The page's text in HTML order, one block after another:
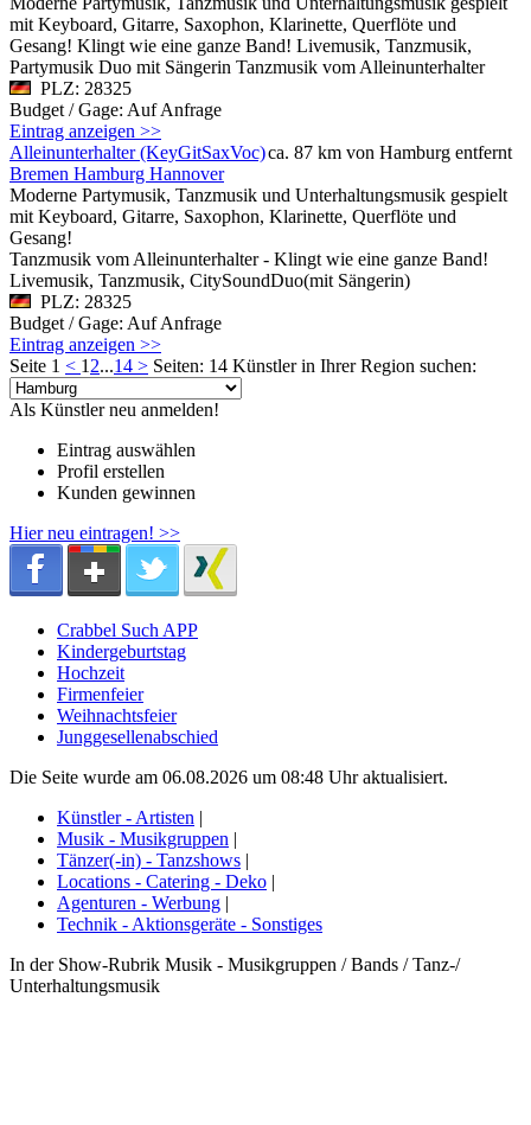
mit Keyboard, Gitarre, Saxophon, Klarinette, Querflöte und
Gesang! Klingt wie eine ganze Band! Livemusik, Tanzmusik,
Partymusik Duo mit Sängerin Tanzmusik vom Alleinunterhalter
PLZ: 28325
Budget / Gage: Auf Anfrage
Eintrag anzeigen >>
ca. 87 km von Hamburg entfernt
Alleinunterhalter (KeyGitSaxVoc)
Bremen Hamburg Hannover
Moderne Partymusik, Tanzmusik und Unterhaltungsmusik gespielt
mit Keyboard, Gitarre, Saxophon, Klarinette, Querflöte und
Gesang!
Tanzmusik vom Alleinunterhalter - Klingt wie eine ganze Band!
Livemusik, Tanzmusik, CitySoundDuo(mit Sängerin)
PLZ: 28325
Budget / Gage: Auf Anfrage
Eintrag anzeigen >>
Seite 1 < 1 2...14 > Seiten: 14 Künstler in Ihrer Region suchen:
Als Künstler neu anmelden!
Eintrag auswählen
Profil erstellen
Kunden gewinnen
Hier neu eintragen! >>
Crabbel Such APP
Kindergeburtstag
Hochzeit
Firmenfeier
Weihnachtsfeier
Junggesellenabschied
Die Seite wurde am 06.08.2026 um 08:48 Uhr aktualisiert.
Künstler - Artisten |
Musik - Musikgruppen |
Tänzer(-in) - Tanzshows |
Locations - Catering - Deko |
Agenturen - Werbung |
Technik - Aktionsgeräte - Sonstiges
In der Show-Rubrik Musik - Musikgruppen / Bands / Tanz-/
Unterhaltungsmusik